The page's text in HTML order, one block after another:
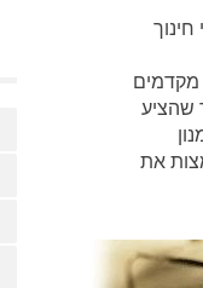
מקדמים
שהציע
את